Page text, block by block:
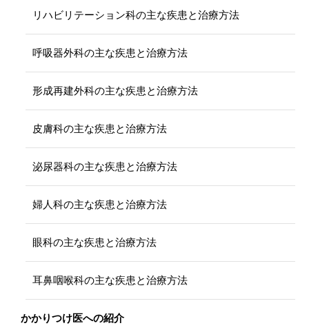
リハビリテーション科の主な疾患と治療方法
呼吸器外科の主な疾患と治療方法
形成再建外科の主な疾患と治療方法
皮膚科の主な疾患と治療方法
泌尿器科の主な疾患と治療方法
婦人科の主な疾患と治療方法
眼科の主な疾患と治療方法
耳鼻咽喉科の主な疾患と治療方法
かかりつけ医への紹介